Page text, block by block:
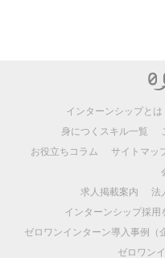
インターンシップとは
身につくスキル一覧
お役立ちコラム
サイトマッ
求人掲載案内
法
インターンシップ採用
ゼロワンインターン導入事例（
ゼロワン